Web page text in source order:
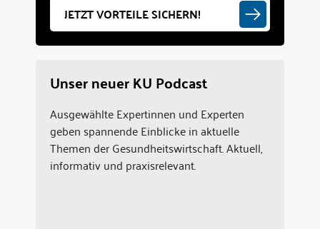
JETZT VORTEILE SICHERN!
Unser neuer KU Podcast
Ausgewählte Expertinnen und Experten
geben spannende Einblicke in aktuelle
Themen der Gesundheitswirtschaft. Aktuell,
informativ und praxisrelevant.